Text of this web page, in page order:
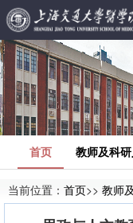
首页 教师及科
当前位置： 首页>> 教师